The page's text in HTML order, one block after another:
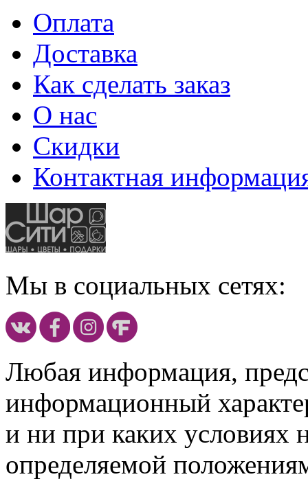
Оплата
Доставка
Как сделать заказ
О нас
Скидки
Контактная
Мы в социальных сетях:
Любая информация,
информационный
и ни при каких условиях
определяемой